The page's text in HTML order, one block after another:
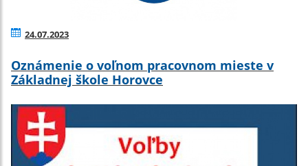
24.07.2023
Oznámenie o voľnom pracovnom mieste v
Základnej škole Horovce